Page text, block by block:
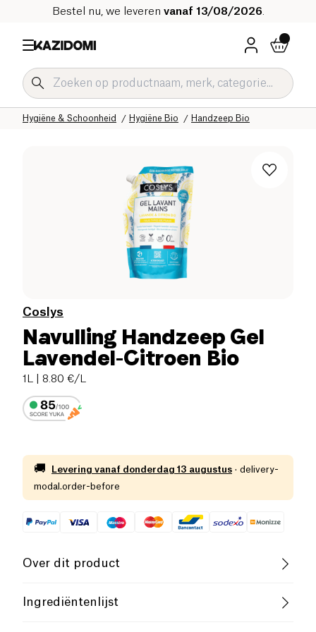
Bestel nu, we leveren vanaf 13/08/2026
Handzeep Bio
Hygiëne Bio
Hygiëne & Schoonheid
Onze biologische catalogus
Home
Coslys
Navulling Handzeep Gel
Lavendel-Citroen Bio
1L | 8.80 €/L
🚚 Levering vanaf donderdag 13 augustus · delivery-
modal.order-before
Over dit product
Vegan Biologisch
Ingrediëntenlijst